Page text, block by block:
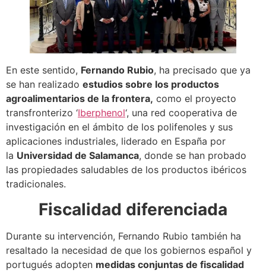
En este sentido, Fernando Rubio, ha precisado que ya
se han realizado estudios sobre los productos
agroalimentarios de la frontera, como el proyecto
transfronterizo ‘Iberphenol‘, una red cooperativa de
investigación en el ámbito de los polifenoles y sus
aplicaciones industriales, liderado en España por
la Universidad de Salamanca, donde se han probado
las propiedades saludables de los productos ibéricos
tradicionales.
Fiscalidad diferenciada
Durante su intervención, Fernando Rubio también ha
resaltado la necesidad de que los gobiernos español y
portugués adopten medidas conjuntas de fiscalidad